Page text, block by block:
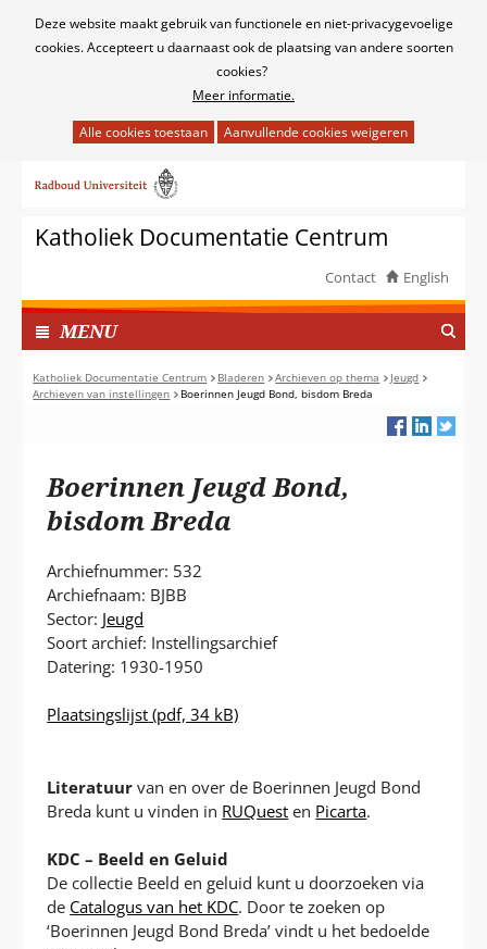
Cookies
Deze website maakt gebruik van functionele en niet-privacygevoelige
cookies. Accepteert u daarnaast ook de plaatsing van andere soorten
cookies?
Meer informatie.
het
van
cookies
deze
website
worden
toegestaan
of
naar
inhoudKatholiek Documentatie Centrum
Contact English
MENUI
N
G
E
P
T
Katholiek Documentatie Centrum Bladeren Archieven op thema
Jeugd
Archieven van instellingen
Boerinnen Jeugd Bond, bisdom Breda
Boerinnen Jeugd Bond,
bisdom Breda
Archiefnummer: 532
Archiefnaam: BJBB
Sector: Jeugd
Soort archief: Instellingsarchief
Datering: 1930-1950
Plaatsingslijst (pdf, 34 kB)
Literatuur van en over de Boerinnen Jeugd Bond
Breda kunt u vinden in RUQuest en Picarta.
KDC – Beeld en Geluid
De collectie Beeld en geluid kunt u doorzoeken via
de Catalogus van het KDC. Door te zoeken op
‘Boerinnen Jeugd Bond Breda’ vindt u het bedoelde